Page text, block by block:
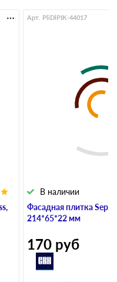
Фасадная плитка Sepia
214*65*22 мм
В наличии
Арт. PliDlPIK-44017
170 руб